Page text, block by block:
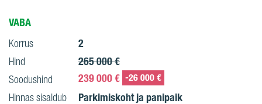
VABA
Korrus 2
Hind 265 000 €
Soodushind 239 000 € -26 000 €
Hinnas sisaldub Parkimiskoht ja panipaik